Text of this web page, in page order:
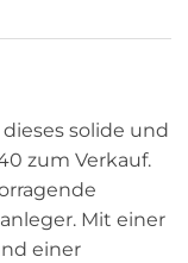
solide und
zum Verkauf.
Mit einer
einer